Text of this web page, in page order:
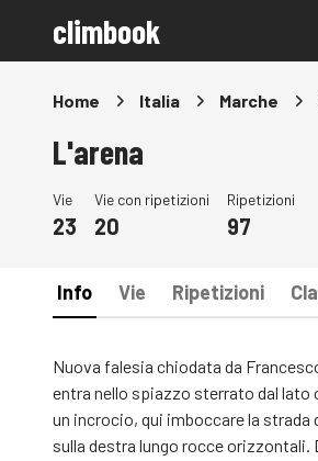
climbook
Home Italia Marche
L'arena
Vie
23
Vie con ripetizioni
20
Ripetizioni
97
Info Vie Ripetizioni
Nuova falesia chiodata da
entra nello spiazzo sterrato dal lato
un incrocio, qui imboccare la strada
sulla destra lungo rocce orizzontali.